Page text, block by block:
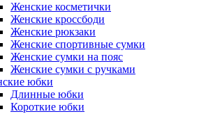
Женские косметички
Женские кроссбоди
Женские рюкзаки
Женские спортивные сумки
Женские сумки на пояс
Женские сумки с ручками
юбки
Длинные юбки
Короткие юбки